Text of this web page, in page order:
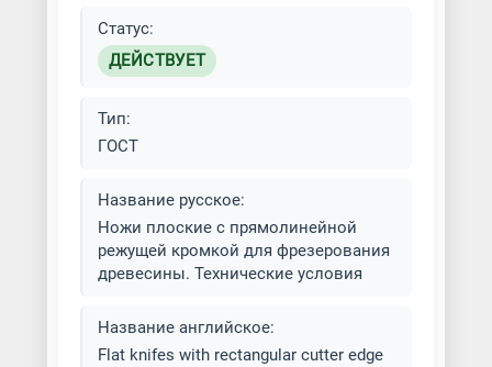
Статус:
ДЕЙСТВУЕТ
Тип:
ГОСТ
Название русское:
Ножи плоские с прямолинейной
режущей кромкой для фрезерования
древесины. Технические условия
Название английское:
Flat knifes with rectangular cutter edge